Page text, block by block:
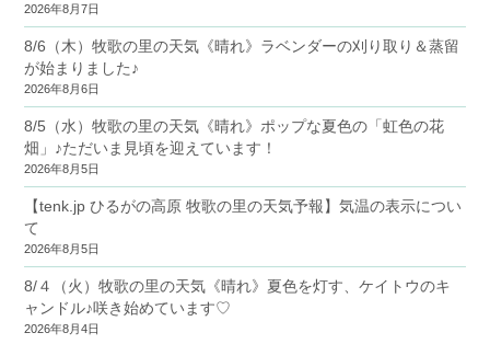
2026年8月7日
8/6（木）牧歌の里の天気《晴れ》ラベンダーの刈り取り＆蒸留
が始まりました♪
2026年8月6日
8/5（水）牧歌の里の天気《晴れ》ポップな夏色の「虹色の花
畑」♪ただいま見頃を迎えています！
2026年8月5日
【tenk.jp ひるがの高原 牧歌の里の天気予報】気温の表示につい
て
2026年8月5日
8/４（火）牧歌の里の天気《晴れ》夏色を灯す、ケイトウのキ
ャンドル♪咲き始めています♡
2026年8月4日